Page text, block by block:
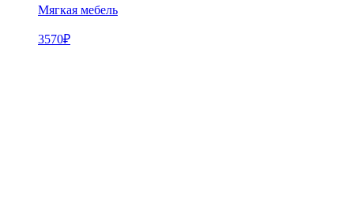
Мягкая мебель
3570₽